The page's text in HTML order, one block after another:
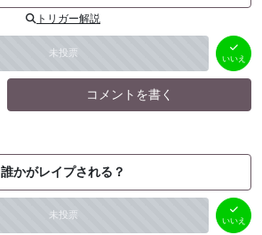
トリガー解説
未投票
いいえ
（ 0件）
いいえ
コメントを書く
誰かがレイプされる？
未投票
いいえ
（ 0件）
いいえ